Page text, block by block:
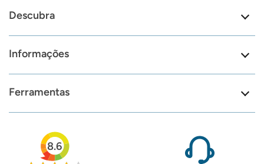
Descubra
Informações
Ferramentas
8.6